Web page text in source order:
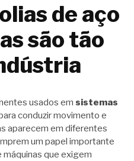
de aço
são tão
usados em sistemas
conduzir movimento e
aparecem em diferentes
um papel importante
que exigem